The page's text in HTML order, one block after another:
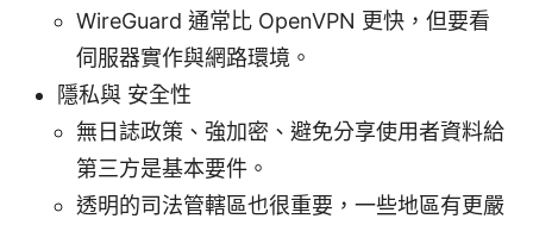
WireGuard 通常比 OpenVPN 更快，但要看
伺服器實作與網路環境。
隱私與 安全性
無日誌政策、強加密、避免分享使用者資料給
第三方是基本要件。
透明的司法管轄區也很重要，一些地區有更嚴